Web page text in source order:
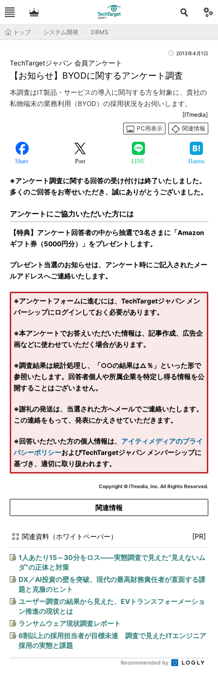
トップ システム開発 DBMS
2013年4月1日
【お知らせ】BYODに関するアンケート調査
TechTargetジャパン 会員アンケート
本調査はIT製品・サービスの導入に関与する方を対象に、貴社の
私物端末の業務利用（BYOD）の採用状況をお伺いします。
[ITmedia]
PC用表示
関連情報
Share Post LINE Hatena
※アンケート調査に関する回答の受け付けは終了いたしました。
多くのご回答をお寄せいただき、誠にありがとうございました。
アンケートにご協力いただいた方には
【特典】アンケート回答者の中から抽選で3名さまに「Amazon
ギフト券（5000円分）」をプレゼントします。
プレゼント当選のお知らせは、アンケート時にご記入されたメー
ルアドレスへご連絡いたします。
※アンケートフォームに進むには、TechTargetジャパン メン
バーシップにログインしておく必要があります。
※本アンケートでお答えいただいた情報は、記事作成、広告企
画などに使わせていただく場合があります。
※調査結果は統計処理し、「○○の結果は△％」といった形で
参照いたします。回答者個人や所属企業を特定し得る情報を公
開することはございません。
※謝礼の発送は、当選された方へメールでご連絡いたします。
この連絡をもって、発表にかえさせていただきます。
※回答いただいた方の個人情報は、 アイティメディアのプライ
バシーポリシーおよびTechTargetジャパン メンバーシップに
基づき、適切に取り扱われます。
Copyright © ITmedia, Inc. All Rights Reserved.
関連情報
関連資料（ホワイトペーパー） [PR]
1人あたり15～30分をロス――実態調査で見えた“見えないム
ダ”の正体と対策
DX／AI投資の壁を突破、現代の最高財務責任者が直面する課
題と克服のヒント
ユーザー調査の結果から見えた、EVトランスフォーメーショ
ン推進の現状とは
ランサムウェア現状調査レポート
6割以上の採用担当者が目標未達 調査で見えたITエンジニア
採用の実態と課題
Recommended by